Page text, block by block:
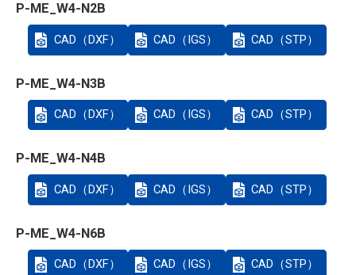
P-ME_W4-N2B
CAD（DXF） CAD（IGS） CAD（STP）
P-ME_W4-N3B
CAD（DXF） CAD（IGS） CAD（STP）
P-ME_W4-N4B
CAD（DXF） CAD（IGS） CAD（STP）
P-ME_W4-N6B
CAD（DXF） CAD（IGS） CAD（STP）